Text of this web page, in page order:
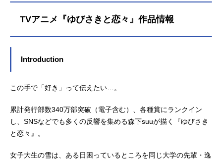
TVアニメ『ゆびさきと恋々』作品情報
Introduction
この手で「好き」って伝えたい…。
累計発行部数340万部突破（電子含む）、各種賞にランクイン
し、SNSなどでも多くの反響を集める森下suuが描く『ゆびさき
と恋々』。
女子大生の雪は、ある日困っているところを同じ大学の先輩・逸